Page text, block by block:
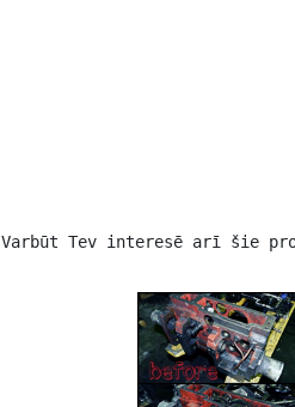
Varbūt Tev interesē arī šie